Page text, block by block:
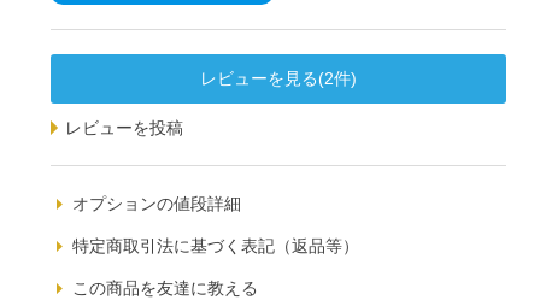
レビューを見る(2件)
レビューを投稿
オプションの値段詳細
特定商取引法に基づく表記（返品等）
この商品を友達に教える